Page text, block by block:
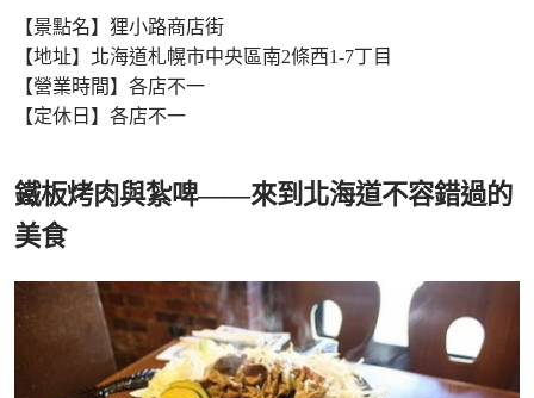
【景點名】狸小路商店街
【地址】北海道札幌市中央區南2條西1-7丁目
【營業時間】各店不一
【定休日】各店不一
鐵板烤肉與紮啤——來到北海道不容錯過的
美食